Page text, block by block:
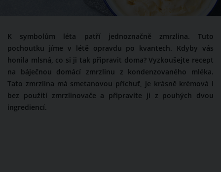
K symbolům léta patří jednoznačně zmrzlina. Tuto
pochoutku jíme v létě opravdu po kvantech. Kdyby vás
honila mlsná, co si ji tak připravit doma? Vyzkoušejte recept
na báječnou domácí zmrzlinu z kondenzovaného mléka.
Tato zmrzlina má smetanovou příchuť, je krásně krémová i
bez použití zmrzlinovače a připravíte ji z pouhých dvou
ingrediencí.